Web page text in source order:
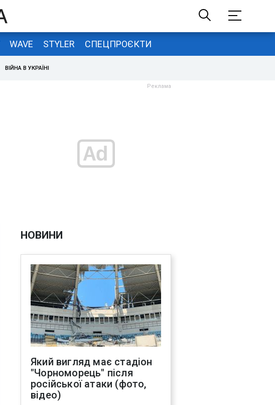
WAVE STYLER СПЕЦПРОЄКТИ
ВІЙНА В УКРАЇНІ
НОВИНИ
Який вигляд має стадіон
"Чорноморець" після
російської атаки (фото,
відео)